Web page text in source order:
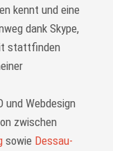
kennt und eine
dank Skype,
statt­finden
und Webdesign
zwischen
sowie Dessau-